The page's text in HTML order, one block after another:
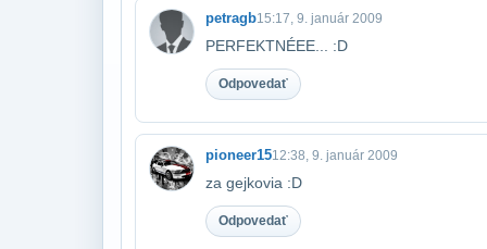
petragb15:17, 9. január 2009
PERFEKTNÉEE... :D
Odpovedať
pioneer1512:38, 9. január 2009
za gejkovia :D
Odpovedať